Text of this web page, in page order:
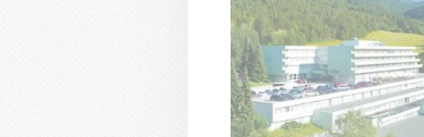
Slovensku
levná
dovolená